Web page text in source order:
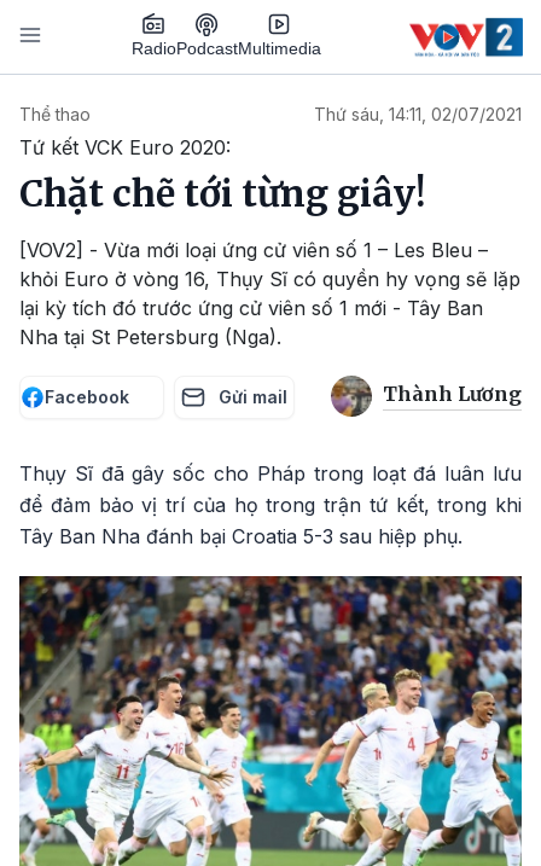
Nhảy đến nội dung
RadioPodcastMultimedia
Thể thao Thứ sáu, 14:11, 02/07/2021
Tứ kết VCK Euro 2020:
Chặt chẽ tới từng giây!
[VOV2] - Vừa mới loại ứng cử viên số 1 – Les Bleu –
khỏi Euro ở vòng 16, Thụy Sĩ có quyền hy vọng sẽ lặp
lại kỳ tích đó trước ứng cử viên số 1 mới - Tây Ban
Nha tại St Petersburg (Nga).
Facebook Gửi mail Thành Lương
Thụy Sĩ đã gây sốc cho Pháp trong loạt đá luân lưu
để đảm bảo vị trí của họ trong trận tứ kết, trong khi
Tây Ban Nha đánh bại Croatia 5-3 sau hiệp phụ.